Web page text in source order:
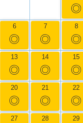
◎
6
◎
7
◎
8
◎
13
◎
14
◎
15
◎
20
◎
21
◎
22
◎
27 28 29